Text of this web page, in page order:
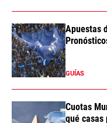
Apuestas
GUÍAS
Cuotas
qué casas